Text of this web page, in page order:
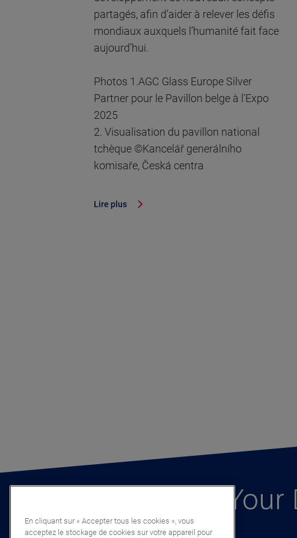
partagés, afin d’aider à relever les défis
mondiaux auxquels l’humanité fait face
aujourd’hui.
Photos 1.AGC Glass Europe Silver
Partner pour le Pavillon belge à l'Expo
2025
2. Visualisation du pavillon national
tchèque ©Kancelář generálního
komisaře, Česká centra
Lire plus
En cliquant sur « Accepter tous les cookies », vous
acceptez le stockage de cookies sur votre appareil pour